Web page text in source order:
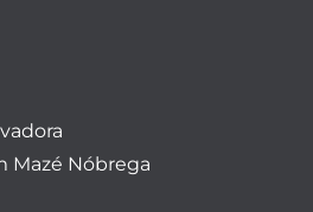
Mazé Nóbrega